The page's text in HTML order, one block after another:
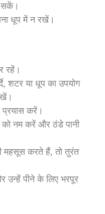
सकें।
धूप में न रखें।
रहें।
शटर या धूप का उपयोग
प्रयास करें।
नम करें और ठंडे पानी
महसूस करते हैं, तो तुरंत
उन्हें पीने के लिए भरपूर